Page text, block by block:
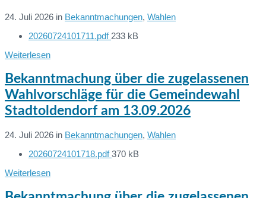
24. Juli 2026 in Bekanntmachungen, Wahlen
Dateien:20260724101711.pdf File
233 kB
Weiterlesen
Bekanntmachung über die zugelassenen
Wahlvorschläge für die Gemeindewahl
Stadtoldendorf am 13.09.2026
24. Juli 2026 in Bekanntmachungen, Wahlen
Dateien:20260724101718.pdfFile
370 kB
Weiterlesen